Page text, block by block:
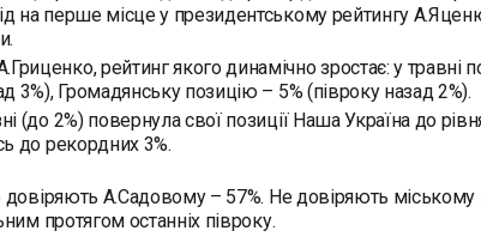
на перше місце у президентському рейтингу
рейтинг якого динамічно зростає: у травні
3%), Громадянську позицію – 5% (півроку назад 2%).
(до 2%) повернула свої позиції Наша Україна до
до рекордних 3%.
А.Садовому – 57%. Не довіряють міському
протягом останніх півроку.